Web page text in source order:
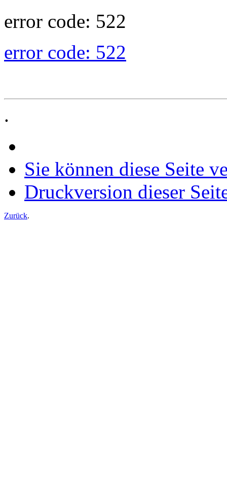
error code: 522
error code: 522
.
Sie können diese Seite
Druckversion dieser
Zurück.